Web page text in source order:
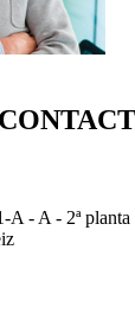
A - A - 2ª